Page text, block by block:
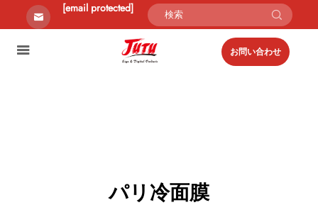
[email protected]
お問い合わせ
パリ冷面膜